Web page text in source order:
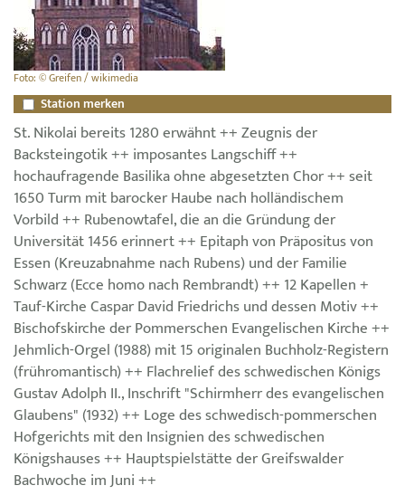
Foto: © Greifen / wikimedia
Station merken
St. Nikolai bereits 1280 erwähnt ++ Zeugnis der
Backsteingotik ++ imposantes Langschiff ++
hochaufragende Basilika ohne abgesetzten Chor ++ seit
1650 Turm mit barocker Haube nach holländischem
Vorbild ++ Rubenowtafel, die an die Gründung der
Universität 1456 erinnert ++ Epitaph von Präpositus von
Essen (Kreuzabnahme nach Rubens) und der Familie
Schwarz (Ecce homo nach Rembrandt) ++ 12 Kapellen +
Tauf-Kirche Caspar David Friedrichs und dessen Motiv ++
Bischofskirche der Pommerschen Evangelischen Kirche ++
Jehmlich-Orgel (1988) mit 15 originalen Buchholz-Registern
(frühromantisch) ++ Flachrelief des schwedischen Königs
Gustav Adolph II., Inschrift "Schirmherr des evangelischen
Glaubens" (1932) ++ Loge des schwedisch-pommerschen
Hofgerichts mit den Insignien des schwedischen
Königshauses ++ Hauptspielstätte der Greifswalder
Bachwoche im Juni ++